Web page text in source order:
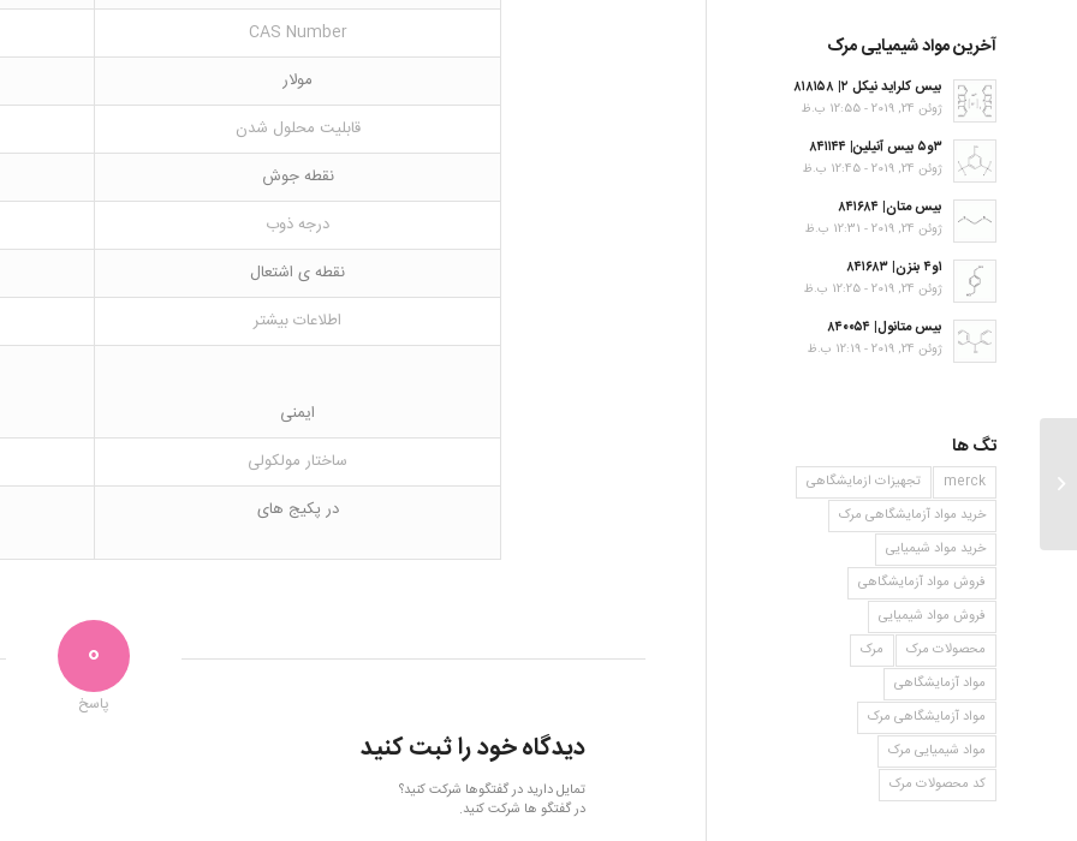
CAS Number
مولار
قابلیت محلول شدن
نقطه جوش
درجه ذوب
نقطه ی اشتعال
اطلاعات بیشتر
ایمنی
ساختار مولکولی
در پکیج های
0
پاسخ
دیدگاه خود را ثبت کنید
تمایل دارید در گفتگوها شرکت کنید؟
در گفتگو ها شرکت کنید.
آخرین مواد شیمیایی مرک
بیس کلراید نیکل ۲| ۸۱۸۱۵۸
ژوئن 24, 2019 - 12:55 ب.ظ
۳و۵ بیس آنیلین| ۸۴۱۱۴۴
ژوئن 24, 2019 - 12:45 ب.ظ
بیس متان| ۸۴۱۶۸۴
ژوئن 24, 2019 - 12:31 ب.ظ
۱و۴ بنزن| ۸۴۱۶۸۳
ژوئن 24, 2019 - 12:25 ب.ظ
بیس متانول| ۸۴۰۰۵۴
ژوئن 24, 2019 - 12:19 ب.ظ
تگ ها
merck
تجهیزات ازمایشگاهی
خرید مواد آزمایشگاهی مرک
خرید مواد شیمیایی
فروش مواد آزمایشگاهی
فروش مواد شیمیایی
محصولات مرک
مرک
مواد آزمایشگاهی
مواد آزمایشگاهی مرک
مواد شیمیایی مرک
کد محصولات مرک
ایزو بوتیرالدهید